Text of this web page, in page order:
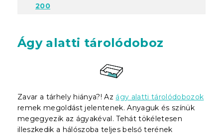
200
Ágy alatti tárolódoboz
Zavar a tárhely hiánya?! Az ágy alatti tárolódobozok
remek megoldást jelentenek. Anyaguk és színük
megegyezik az ágyakéval. Tehát tökéletesen
illeszkedik a hálószoba teljes belső terének